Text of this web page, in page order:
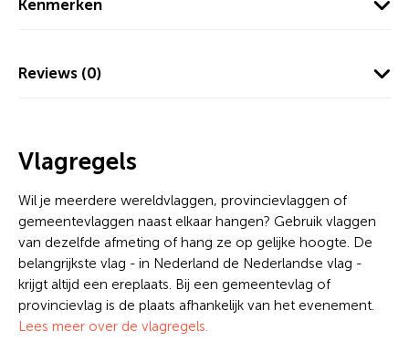
Kenmerken
Reviews (0)
Vlagregels
Wil je meerdere wereldvlaggen, provincievlaggen of
gemeentevlaggen naast elkaar hangen? Gebruik vlaggen
van dezelfde afmeting of hang ze op gelijke hoogte. De
belangrijkste vlag - in Nederland de Nederlandse vlag -
krijgt altijd een ereplaats. Bij een gemeentevlag of
provincievlag is de plaats afhankelijk van het evenement.
Lees meer over de vlagregels.